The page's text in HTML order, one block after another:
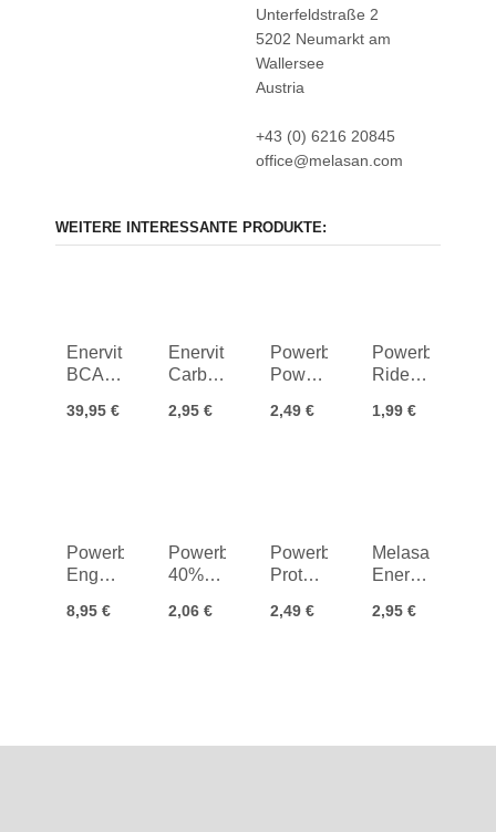
Unterfeldstraße 2
5202 Neumarkt am
Wallersee
Austria
+43 (0) 6216 20845
office@melasan.com
WEITERE INTERESSANTE PRODUKTE:
Enervit
BCAA
Drink
39,95 €
Enervit
Carbo
Flavor
2,95 €
Powerbar
PowerGel
2,49 €
Powerbar
Ride
1,99 €
Powerbar
Engergize
Multiflavour
8,95 €
Powerbar
40%
+ Crisp
2,06 €
Powerbar
Protein
30%
2,49 €
Melasan
Energie
Schoko
2,95 €